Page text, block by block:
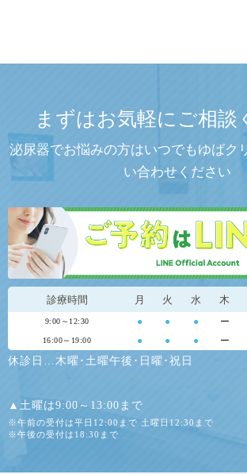
まずはお気軽にご相談
泌尿器でお悩みの方はいつでもゆばク
い合わせください
診療時間 月 火 水 木
9:00～12:30 ● ● ● ー
16:00～19:00 ● ● ● ー
休診日…木曜･土曜午後･日曜･祝日
▲土曜は9:00～13:00まで
※午前の受付は平日12:00まで 土曜日12:30まで
※午後の受付は18:30まで